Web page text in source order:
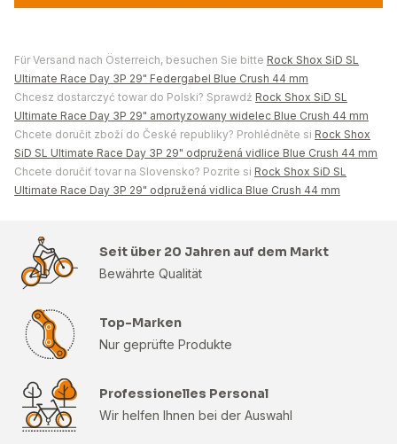
Für Versand nach Österreich, besuchen Sie bitte Rock Shox SiD SL
Ultimate Race Day 3P 29" Federgabel Blue Crush 44 mm
Chcesz dostarczyć towar do Polski? Sprawdź Rock Shox SiD SL
Ultimate Race Day 3P 29" amortyzowany widelec Blue Crush 44 mm
Chcete doručit zboží do České republiky? Prohlédněte si Rock Shox
SiD SL Ultimate Race Day 3P 29" odpružená vidlice Blue Crush 44 mm
Chcete doručiť tovar na Slovensko? Pozrite si Rock Shox SiD SL
Ultimate Race Day 3P 29" odpružená vidlica Blue Crush 44 mm
Seit über 20 Jahren auf dem Markt
Bewährte Qualität
Top-Marken
Nur geprüfte Produkte
Professionelles Personal
Wir helfen Ihnen bei der Auswahl